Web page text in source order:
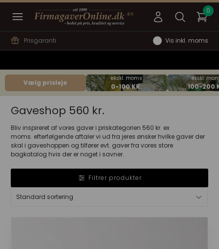
Hurtig svartid Vis inkl. moms
Vælg prisleje
Gaveshop 560 kr.
Bliv inspireret af vores gaver i priskategorien 560 kr. ex
moms. efterfølgende aftaler vi ud fra jeres ønsker hvilke gaver der
skal i gaveshoppen og tilfører evt. gaver fra vores store
bagkatalog hvis der er noget i savner.
Filtrer produkter